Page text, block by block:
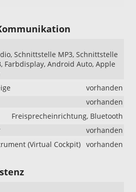
Schnittstelle MP3, Schnittstelle
Farbdisplay, Android Auto, Apple
vorhanden
vorhanden
Freisprecheinrichtung, Bluetooth
vorhanden
(Virtual Cockpit) vorhanden